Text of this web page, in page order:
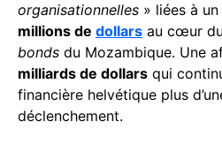
organisationnelles » liées à un
millions de dollars au cœur
bonds du Mozambique. Une
milliards de dollars qui
financière helvétique plus
déclenchement.